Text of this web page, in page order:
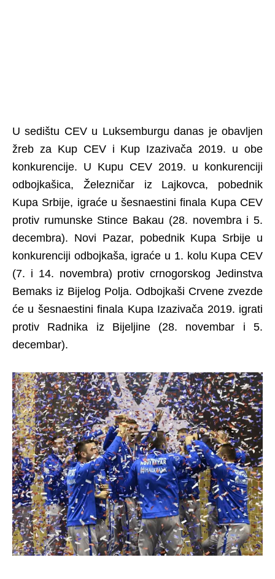
U sedištu CEV u Luksemburgu danas je obavljen
žreb za Kup CEV i Kup Izazivača 2019. u obe
konkurencije. U Kupu CEV 2019. u konkurenciji
odbojkašica, Železničar iz Lajkovca, pobednik
Kupa Srbije, igraće u šesnaestini finala Kupa CEV
protiv rumunske Stince Bakau (28. novembra i 5.
decembra). Novi Pazar, pobednik Kupa Srbije u
konkurenciji odbojkaša, igraće u 1. kolu Kupa CEV
(7. i 14. novembra) protiv crnogorskog Jedinstva
Bemaks iz Bijelog Polja. Odbojkaši Crvene zvezde
će u šesnaestini finala Kupa Izazivača 2019. igrati
protiv Radnika iz Bijeljine (28. novembar i 5.
decembar).